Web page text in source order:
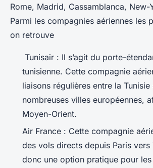
Rome, Madrid, Cassamblanca, New-
Parmi les compagnies aériennes les
on retrouve
Tunisair : Il s’agit du porte-
tunisienne. Cette compagnie
liaisons régulières entre la Tunisie
nombreuses villes européennes,
Moyen-Orient.
Air France : Cette compagnie
des vols directs depuis Paris vers
donc une option pratique pour